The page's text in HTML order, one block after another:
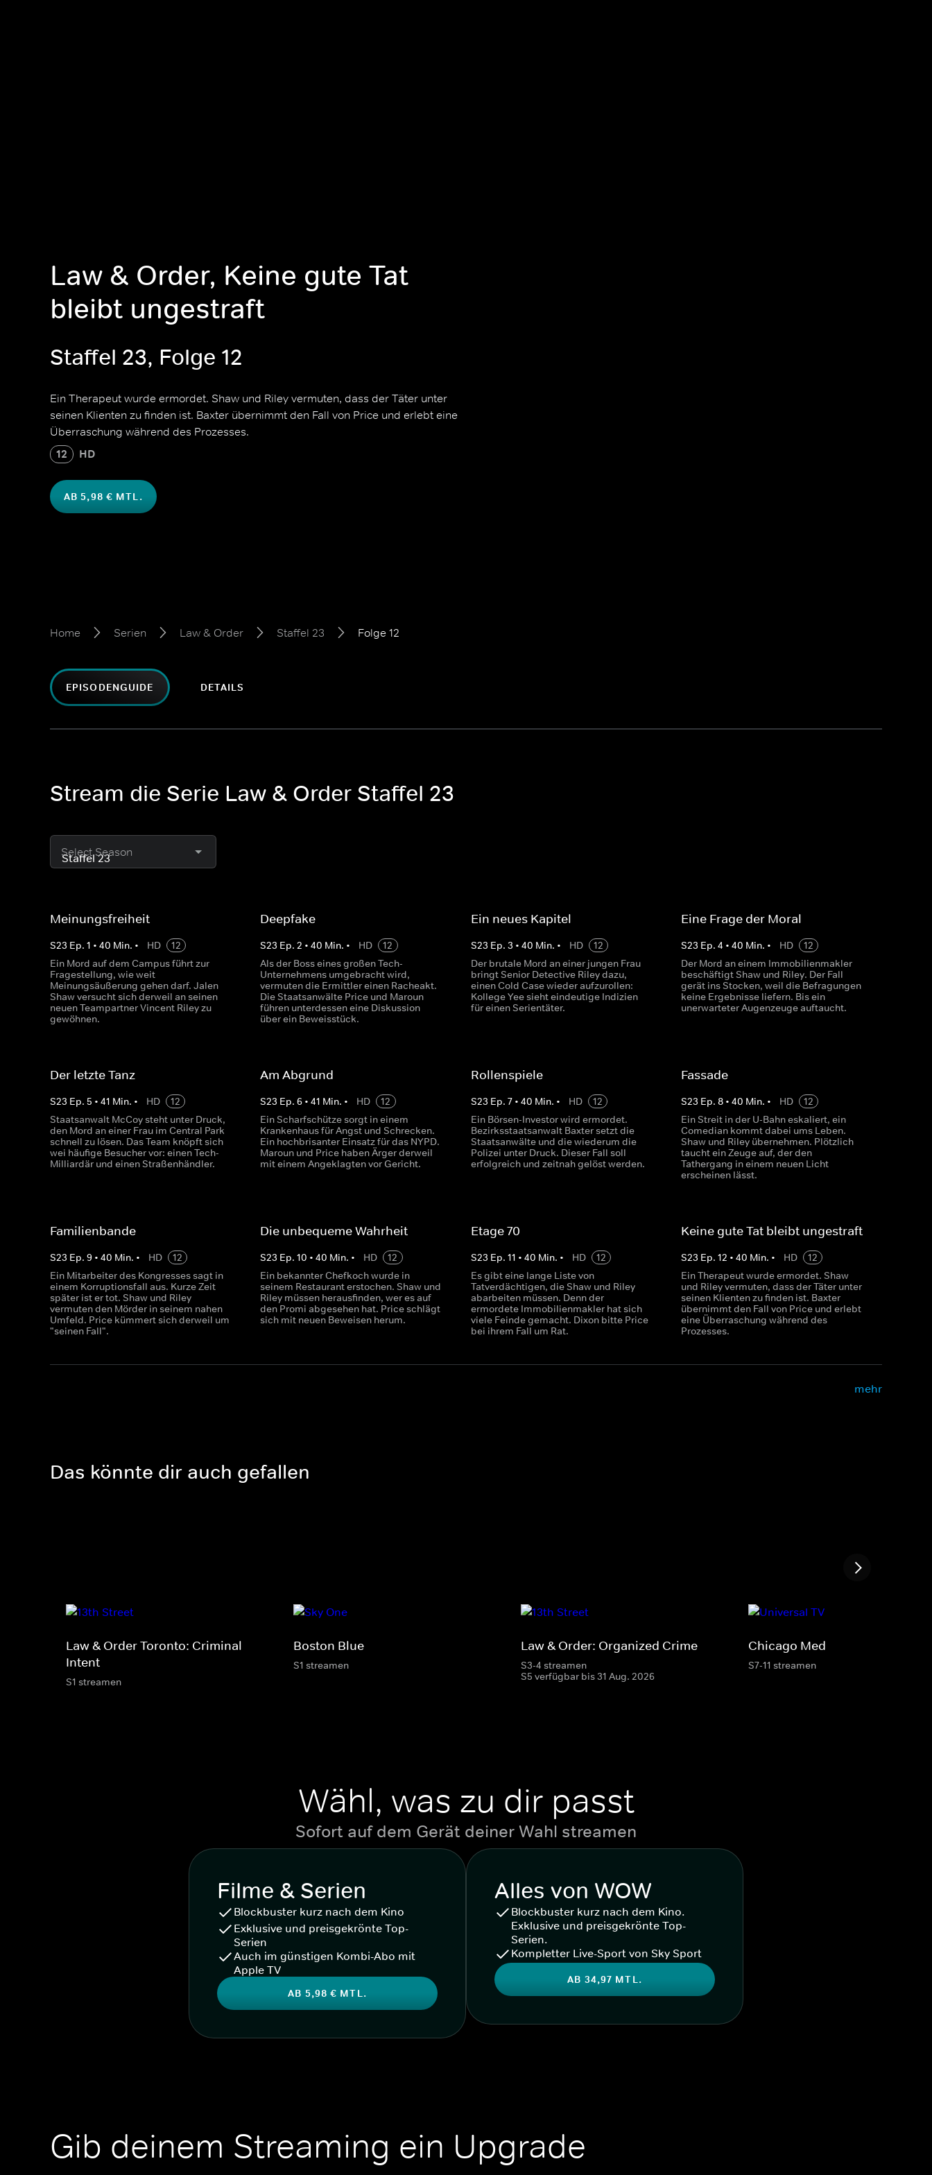
Law & Order, Keine gute Tat
bleibt ungestraft
Staffel 23, Folge 12
Ein Therapeut wurde ermordet. Shaw und Riley vermuten, dass der Täter unter
seinen Klienten zu finden ist. Baxter übernimmt den Fall von Price und erlebt eine
Überraschung während des Prozesses.
12 HD
AB 5,98 € MTL.
Home Serien Law & Order Staffel 23 Folge 12
EPISODENGUIDE DETAILS
Stream die Serie Law & Order Staffel 23
Select Season
Meinungsfreiheit
S23 Ep. 1 • 40 Min. • HD
12
Ein Mord auf dem Campus führt zur
Fragestellung, wie weit
Meinungsäußerung gehen darf. Jalen
Shaw versucht sich derweil an seinen
neuen Teampartner Vincent Riley zu
gewöhnen.
Deepfake
S23 Ep.2 •40 Min. • HD
12
Als der Boss eines großen Tech-
Unternehmens umgebracht wird,
vermuten die Ermittler einen Racheakt.
Die Staatsanwälte Price und Maroun
führen unterdessen eine Diskussion
über ein Beweisstück.
Ein neues Kapitel
S23 Ep. 3 • 40 Min. • HD
12
Der brutale Mord an einer jungen Frau
bringt Senior Detective Riley dazu,
einen Cold Case wieder aufzurollen:
Kollege Yee sieht eindeutige Indizien
für einen Serientäter.
Eine Frage der Moral
S23 Ep. 4 • 40 Min. • HD
12
Der Mord an einem Immobilienmakler
beschäftigt Shaw und Riley. Der Fall
gerät ins Stocken, weil die Befragungen
keine Ergebnisse liefern. Bis ein
unerwarteter Augenzeuge auftaucht.
Der letzte Tanz
S23 Ep. 5 • 41 Min. • HD
12
Staatsanwalt McCoy steht unter Druck,
den Mord an einer Frau im Central Park
schnell zu lösen. Das Team knöpft sich
wei häufige Besucher vor: einen Tech-
Milliardär und einen Straßenhändler.
Am Abgrund
S23 Ep.6 •41 Min. • HD
12
Ein Scharfschütze sorgt in einem
Krankenhaus für Angst und Schrecken.
Ein hochbrisanter Einsatz für das NYPD.
Maroun und Price haben Ärger derweil
mit einem Angeklagten vor Gericht.
Rollenspiele
S23 Ep. 7• 40 Min. • HD
12
Ein Börsen-Investor wird ermordet.
Bezirksstaatsanwalt Baxter setzt die
Staatsanwälte und die wiederum die
Polizei unter Druck. Dieser Fall soll
erfolgreich und zeitnah gelöst werden.
Fassade
S23 Ep. 8• 40 Min. • HD
12
Ein Streit in der U-Bahn eskaliert, ein
Comedian kommt dabei ums Leben.
Shaw und Riley übernehmen. Plötzlich
taucht ein Zeuge auf, der den
Tathergang in einem neuen Licht
erscheinen lässt.
Familienbande
S23 Ep. 9 • 40 Min. • HD
12
Ein Mitarbeiter des Kongresses sagt in
einem Korruptionsfall aus. Kurze Zeit
später ist er tot. Shaw und Riley
vermuten den Mörder in seinem nahen
Umfeld. Price kümmert sich derweil um
"seinen Fall".
Die unbequeme Wahrheit
S23 Ep.10 •40 Min. • HD
12
Ein bekannter Chefkoch wurde in
seinem Restaurant erstochen. Shaw und
Riley müssen herausfinden, wer es auf
den Promi abgesehen hat. Price schlägt
sich mit neuen Beweisen herum.
Etage 70
S23 Ep. 11 • 40 Min. • HD
12
Es gibt eine lange Liste von
Tatverdächtigen, die Shaw und Riley
abarbeiten müssen. Denn der
ermordete Immobilienmakler hat sich
viele Feinde gemacht. Dixon bitte Price
bei ihrem Fall um Rat.
Keine gute Tat bleibt ungestraft
S23 Ep. 12 • 40 Min. • HD
12
Ein Therapeut wurde ermordet. Shaw
und Riley vermuten, dass der Täter unter
seinen Klienten zu finden ist. Baxter
übernimmt den Fall von Price und erlebt
eine Überraschung während des
Prozesses.
mehr
Das könnte dir auch gefallen
Law & Order Toronto: Criminal
Intent
S1 streamen
Boston Blue
S1 streamen
Law & Order: Organized Crime
S3-4 streamen
S5 verfügbar bis 31 Aug. 2026
Chicago Med
S7-11 streamen
Wähl, was zu dir passt
Sofort auf dem Gerät deiner Wahl streamen
Filme & Serien
Blockbuster kurz nach dem Kino
Exklusive und preisgekrönte Top-
Serien
Auch im günstigen Kombi-Abo mit
Apple TV
AB 5,98 € MTL.
Alles von WOW
Blockbuster kurz nach dem Kino.
Exklusive und preisgekrönte Top-
Serien.
Kompletter Live-Sport von Sky Sport
AB 34,97 MTL.
Gib deinem Streaming ein Upgrade